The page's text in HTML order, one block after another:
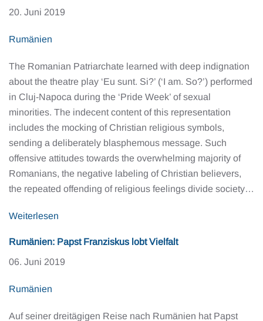
20. Juni 2019
Rumänien
The Romanian Patriarchate learned with deep indignation
about the theatre play ‘Eu sunt. Si?’ (‘I am. So?’) performed
in Cluj-Napoca during the ‘Pride Week’ of sexual
minorities. The indecent content of this representation
includes the mocking of Christian religious symbols,
sending a deliberately blasphemous message. Such
offensive attitudes towards the overwhelming majority of
Romanians, the negative labeling of Christian believers,
the repeated offending of religious feelings divide society…
Weiterlesen
Rumänien: Papst Franziskus lobt Vielfalt
06. Juni 2019
Rumänien
Auf seiner dreitägigen Reise nach Rumänien hat Papst